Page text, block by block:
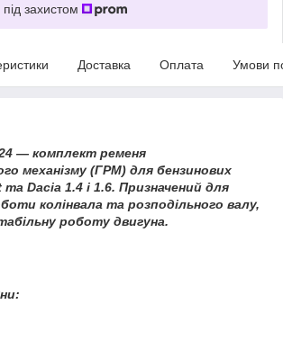
захистом
Доставка Оплата Умови
— комплект ременя
механізму (ГРМ) для бензинових
та Dacia 1.4 і 1.6. Призначений для
колінвала та розподільного валу,
роботу двигуна.